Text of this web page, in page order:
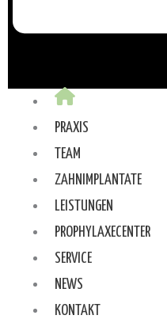
PRAXIS
TEAM
ZAHNIMPLANTATE
LEISTUNGEN
PROPHYLAXECENTER
SERVICE
NEWS
KONTAKT